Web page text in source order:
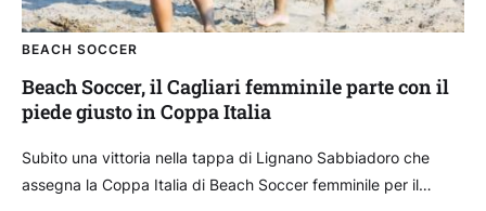
BEACH SOCCER
Beach Soccer, il Cagliari femminile parte con il
piede giusto in Coppa Italia
Subito una vittoria nella tappa di Lignano Sabbiadoro che
assegna la Coppa Italia di Beach Soccer femminile per il